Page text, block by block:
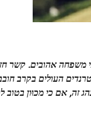
אהובים. קשר
העולים בקרב
אם כי מכוּון בטוב